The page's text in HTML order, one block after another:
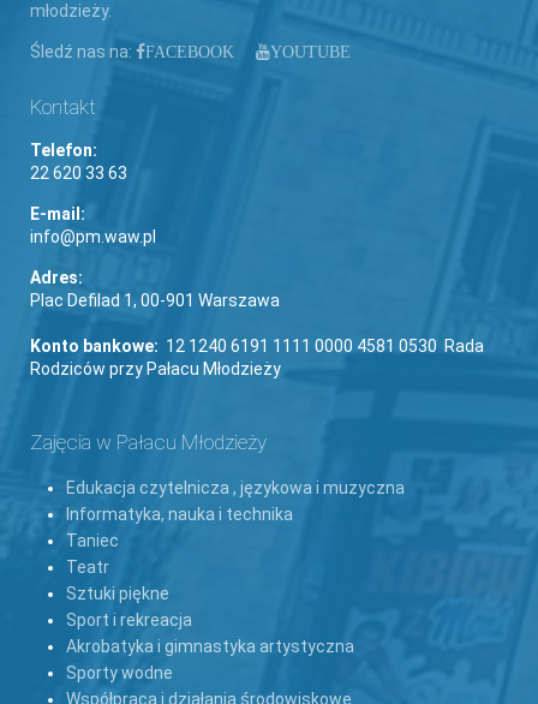
młodzieży.
Śledź nas na: FACEBOOK YOUTUBE
Kontakt
Telefon:
22 620 33 63
E-mail:
info@pm.waw.pl
Adres:
Plac Defilad 1, 00-901 Warszawa
Konto bankowe: 12 1240 6191 1111 0000 4581 0530 Rada
Rodziców przy Pałacu Młodzieży
Zajęcia w Pałacu Młodzieży
Edukacja czytelnicza , językowa i muzyczna
Informatyka, nauka i technika
Taniec
Teatr
Sztuki piękne
Sport i rekreacja
Akrobatyka i gimnastyka artystyczna
Sporty wodne
Współpraca i działania środowiskowe